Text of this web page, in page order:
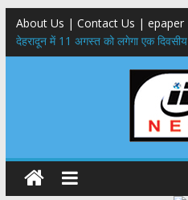
About Us | Contact Us | epaper
​देहरादून में 11 अगस्त को लगेगा एक दिवसीय
459 करोड़ से एचएनबी गढ़वाल
शिक्षा मंत्री धन सिंह रावत ने नवनियुक्त
मुख्यमंत्री से महानिदेशक एनसीसी ने की
विस्तार एवं आधुनिक आधारभूत संरचना के
एमडीडीए बोर्ड बैठक, देहरादून और मसूरी के
बुजुर्ग-दिव्यांगों के घर जाएंगे बीएलओ, करेंगे